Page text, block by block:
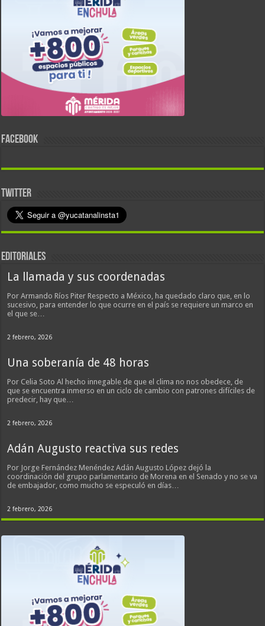
FACEBOOK
TWITTER
EDITORIALES
La llamada y sus coordenadas
Por Armando Ríos Piter Respecto a México, ha quedado claro que, en lo
sucesivo, para entender lo que ocurre en el país se requiere un marco en
el que se…
2 febrero, 2026
Una soberanía de 48 horas
Por Celia Soto Al hecho innegable de que el clima no nos obedece, de
que se encuentra inmerso en un ciclo de cambio con patrones difíciles de
predecir, hay que…
2 febrero, 2026
Adán Augusto reactiva sus redes
Por Jorge Fernández Menéndez Adán Augusto López dejó la
coordinación del grupo parlamentario de Morena en el Senado y no se va
de embajador, como mucho se especuló en días…
2 febrero, 2026